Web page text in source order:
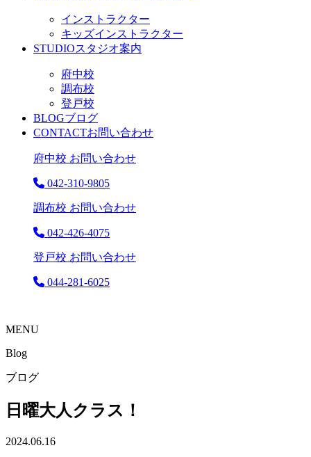
インストラクター
キッズインストラクター
STUDIOスタジオ案内
府中校
調布校
登戸校
BLOGブログ
CONTACTお問い合わせ
府中校 お問い合わせ
042-310-9805
調布校 お問い合わせ
042-426-4075
登戸校 お問い合わせ
044-281-6025
MENU
Blog
ブログ
日曜大人クラス！
2024.06.16